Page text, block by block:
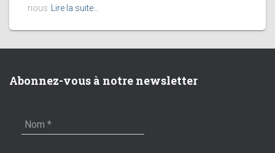
nous
Lire la suite…
Abonnez-vous à notre newsletter